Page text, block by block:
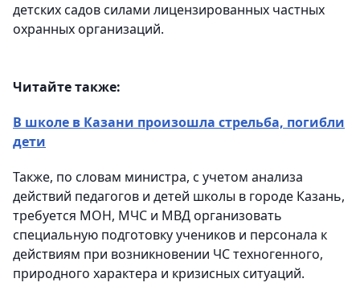
детских садов силами лицензированных частных
охранных организаций.
Читайте также:
В школе в Казани произошла стрельба, погибли
дети
Также, по словам министра, с учетом анализа
действий педагогов и детей школы в городе Казань,
требуется МОН, МЧС и МВД организовать
специальную подготовку учеников и персонала к
действиям при возникновении ЧС техногенного,
природного характера и кризисных ситуаций.